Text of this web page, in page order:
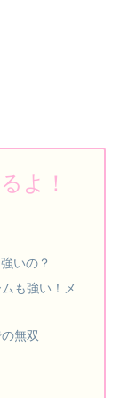
よ！
いの？
も強い！メ
無双